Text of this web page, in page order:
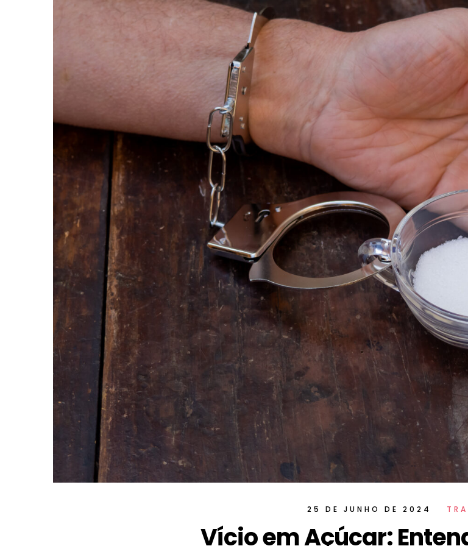
25 DE JUNHO DE 2024
Vício em Açúcar: